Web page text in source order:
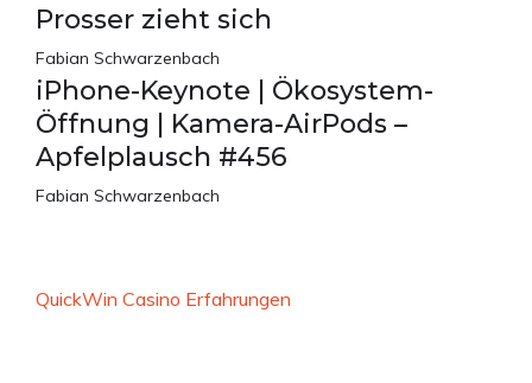
Prosser zieht sich
Fabian Schwarzenbach
iPhone-Keynote | Ökosystem-
Öffnung | Kamera-AirPods –
Apfelplausch #456
Fabian Schwarzenbach
QuickWin Casino Erfahrungen